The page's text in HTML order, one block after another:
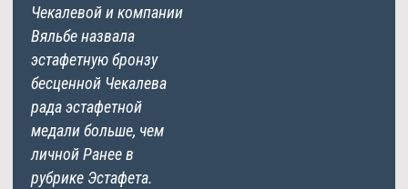
Чекалевой и компании
Вяльбе назвала
эстафетную бронзу
бесценной Чекалева
рада эстафетной
медали больше, чем
личной Ранее в
рубрике Эстафета.